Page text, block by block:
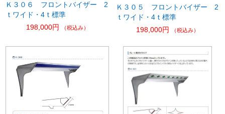
Ｋ３０６ フロントバイザー 2
ｔワイド・4ｔ標準
198,000円
（税込み）
Ｋ３０５ フロントバイザー 2
ｔワイド・4ｔ標準
198,000円
（税込み）